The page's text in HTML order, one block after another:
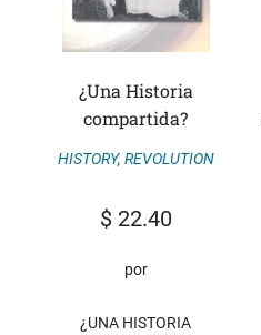
¿Una Historia
compartida?
HISTORY, REVOLUTION
$22.40
por
¿UNA HISTORIA